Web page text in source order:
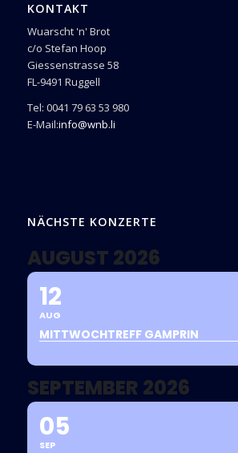
KONTAKT
Wuarscht 'n' Brot
c/o Stefan Hoop
Giessenstrasse 58
FL-9491 Ruggell
Tel: 0041 79 63 53 980
E-Mail:info@wnb.li
NÄCHSTE KONZERTE
AUGUST 2026
12
AUG
MITTWOCHTREFF GAMPRIN
SEPTEMBER 2026
05
SEP